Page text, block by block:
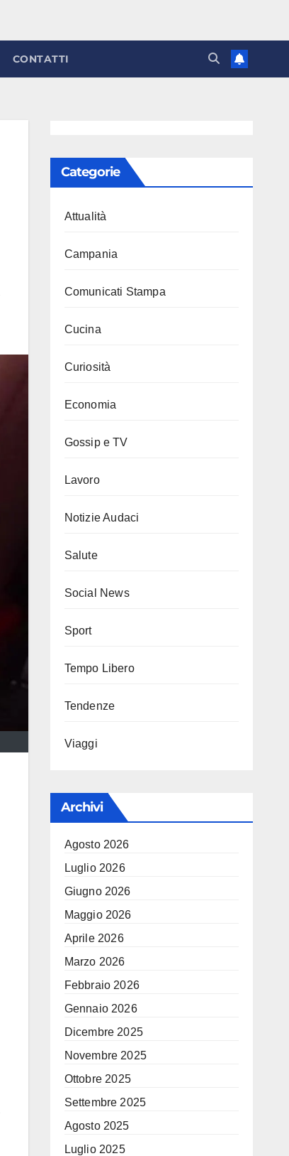
CONTATTI
Categorie
Attualità
Campania
Comunicati Stampa
Cucina
Curiosità
Economia
Gossip e TV
Lavoro
Notizie Audaci
Salute
Social News
Sport
Tempo Libero
Tendenze
Viaggi
Archivi
Agosto 2026
Luglio 2026
Giugno 2026
Maggio 2026
Aprile 2026
Marzo 2026
Febbraio 2026
Gennaio 2026
Dicembre 2025
Novembre 2025
Ottobre 2025
Settembre 2025
Agosto 2025
Luglio 2025